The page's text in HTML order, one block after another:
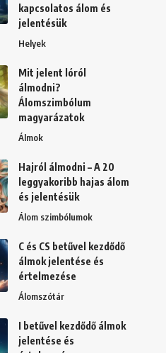
kapcsolatos álom és
jelentésük
Helyek
Mit jelent lóról
álmodni?
Álomszimbólum
magyarázatok
Álmok
Hajról álmodni – A 20
leggyakoribb hajas álom
és jelentésük
Álom szimbólumok
C és CS betűvel kezdődő
álmok jelentése és
értelmezése
Álomszótár
I betűvel kezdődő álmok
jelentése és